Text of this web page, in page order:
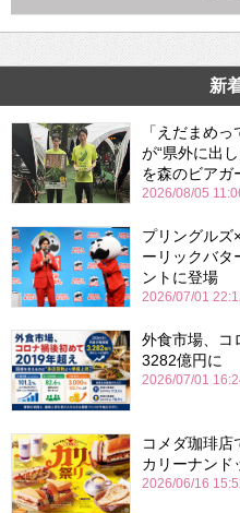
新
「えだまめ
が“県外に出
を森のビアガ
2026/08/05
プリングルズ
ーリックバ
ントに登場
2026/07/01
外食市場、
3282億円に
2026/07/01
コメダ珈琲
カリーナンド
2026/06/16